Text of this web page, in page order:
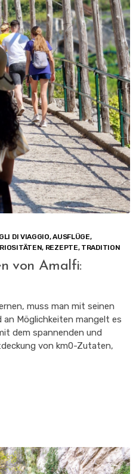
DI VIAGGIO,AUSFLÜGE,
, REZEPTE, TRADITION
von Amalfi:
muss man mit seinen
an Möglichkeiten mangelt es
dem spannenden und
von km0-Zutaten,